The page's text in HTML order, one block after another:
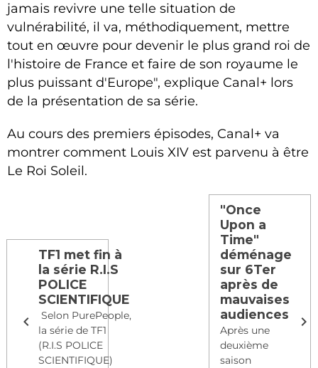
jamais revivre une telle situation de
vulnérabilité, il va, méthodiquement, mettre
tout en œuvre pour devenir le plus grand roi de
l'histoire de France et faire de son royaume le
plus puissant d'Europe", explique Canal+ lors
de la présentation de sa série.
Au cours des premiers épisodes, Canal+ va
montrer comment Louis XIV est parvenu à être
Le Roi Soleil.
TF1 met fin à
la série R.I.S
POLICE
SCIENTIFIQUE
Selon PurePeople,
la série de TF1
(R.I.S POLICE
SCIENTIFIQUE)
"Once
Upon a
Time"
déménage
sur 6Ter
après de
mauvaises
audiences
Après une
deuxième
saison